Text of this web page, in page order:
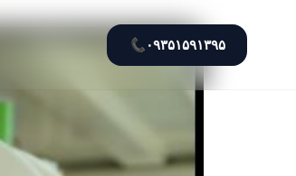
۰۹۳۵۱۵۹۱۳۹۵ 📞